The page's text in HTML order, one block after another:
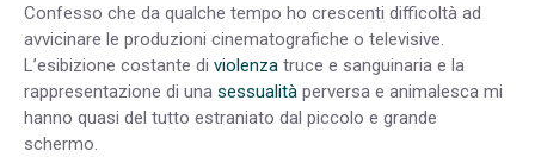
Confesso che da qualche tempo ho crescenti difficoltà ad
avvicinare le produzioni cinematografiche o televisive.
L’esibizione costante di violenza truce e sanguinaria e la
rappresentazione di una sessualità perversa e animalesca mi
hanno quasi del tutto estraniato dal piccolo e grande
schermo.